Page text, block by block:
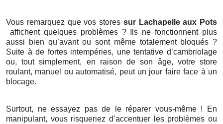
Vous remarquez que vos stores sur Lachapelle aux Pots
affichent quelques problèmes ? Ils ne fonctionnent plus
aussi bien qu’avant ou sont même totalement bloqués ?
Suite à de fortes intempéries, une tentative d’cambriolage
ou, tout simplement, en raison de son âge, votre store
roulant, manuel ou automatisé, peut un jour faire face à un
blocage.
Surtout, ne essayez pas de le réparer vous-même ! En
manipulant, vous risqueriez d’accentuer les problèmes ou